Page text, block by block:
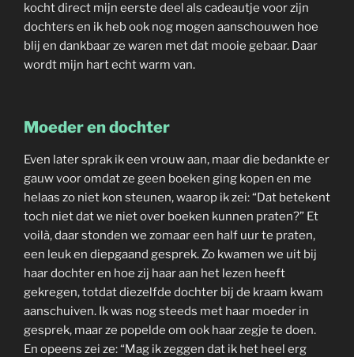
kocht direct mijn eerste deel als cadeautje voor zijn
dochters en ik heb ook nog mogen aanschouwen hoe
blij en dankbaar ze waren met dat mooie gebaar. Daar
wordt mijn hart echt warm van.
Moeder en dochter
Even later sprak ik een vrouw aan, maar die bedankte er
gauw voor omdat ze geen boeken ging kopen en me
helaas zo niet kon steunen, waarop ik zei: “Dat betekent
toch niet dat we niet over boeken kunnen praten?” Et
voilà, daar stonden we zomaar een half uur te praten,
een leuk en diepgaand gesprek. Zo kwamen we uit bij
haar dochter en hoe zij haar aan het lezen heeft
gekregen, totdat diezelfde dochter bij de kraam kwam
aanschuiven. Ik was nog steeds met haar moeder in
gesprek, maar ze popelde om ook haar zegje te doen.
En opeens zei ze: “Mag ik zeggen dat ik het heel erg